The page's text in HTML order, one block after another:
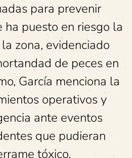
para prevenir
ha puesto en riesgo la
zona, evidenciado
de peces en
García menciona la
operativos y
ante eventos
que pudieran
tóxico.